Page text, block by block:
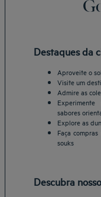
Destaques da
Aproveite o
Visite um
Admire as
sabores
Explore as
Faça
souks
Descubra